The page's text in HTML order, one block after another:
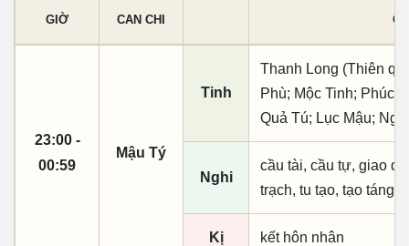
GIỜ CAN CHI
23:00 -
00:59
Mậu Tý
Tinh
Thanh Long (Thiên
Phù; Mộc Tinh; Phúc
Quả Tú; Lục Mậu;
Nghi
cầu tài, cầu tự, giao
trạch, tu tạo, tạo táng,
Kị kết hôn nhân